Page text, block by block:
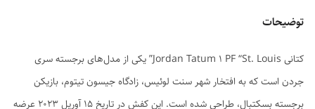
توضیحات
کتانی Jordan Tatum 1 PF “St. Louis” یکی از مدل‌های برجسته سری
جردن است که به افتخار شهر سنت لوئیس، زادگاه جیسون تیتوم، بازیکن
برجسته بسکتبال، طراحی شده است. این کفش در تاریخ ۱۵ آوریل ۲۰۲۳ عرضه